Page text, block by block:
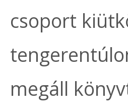
csoport
megáll